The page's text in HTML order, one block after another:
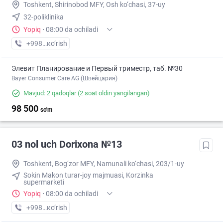
Toshkent, Shirinobod MFY, Osh ko‘chasi, 37-uy
32-poliklinika
Yopiq · 08:00 da ochiladi
+998 (77) XXX-XX-XX
кo’rish
Элевит Планирование и Первый триместр, таб. №30
Bayer Consumer Care AG (Швейцария)
Mavjud: 2 qadoqlar(2 soat oldin yangilangan)
98 500 so'm
03 nol uch Dorixona №13
Toshkent, Bog‘zor MFY, Namunali ko‘chasi, 203/1-uy
Sokin Makon turar-joy majmuasi, Korzinka
supermarketi
Yopiq · 08:00 da ochiladi
+998 (77) XXX-XX-XX
кo’rish